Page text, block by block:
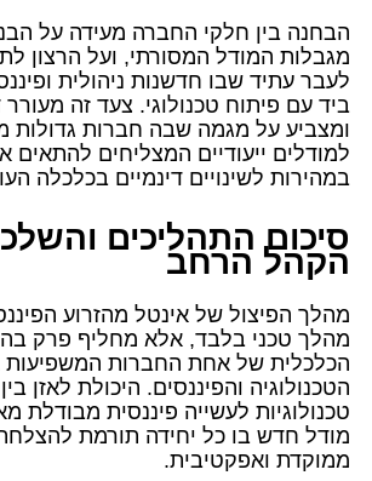
הבחנה בין חלקי החברה מעידה על
מגבלות המודל המסורתי, ועל הרצון
לעבר עתיד שבו חדשנות ניהולית
ביד עם פיתוח טכנולוגי. צעד זה מעורר
ומצביע על מגמה שבה חברות גדולות
למודלים ייעודיים המצליחים
במהירות לשינויים דינמיים בכלכלה
סיכום התהליכים
הקהל הרחב
מהלך הפיצול של אינטל מהזרוע
מהלך טכני בלבד, אלא מחליף פרק
הכלכלית של אחת החברות המשפיעות
הטכנולוגיה והפיננסים. היכולת לאזן
טכנולוגיות לעשייה פיננסית מבודלת
מודל חדש בו כל יחידה תורמת
ממוקדת ואפקטיבית.